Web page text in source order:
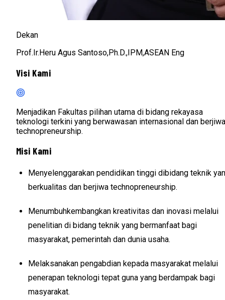
Dekan
Prof.Ir.Heru Agus Santoso,Ph.D.,IPM,ASEAN Eng
Visi Kami
Menjadikan Fakultas pilihan utama di bidang rekayasa
teknologi terkini yang berwawasan internasional dan berjiwa
technopreneurship.
Misi Kami
Menyelenggarakan pendidikan tinggi dibidang teknik
berkualitas dan berjiwa technopreneurship.
Menumbuhkembangkan kreativitas dan inovasi melalui
penelitian di bidang teknik yang bermanfaat bagi
masyarakat, pemerintah dan dunia usaha.
Melaksanakan pengabdian kepada masyarakat melalui
penerapan teknologi tepat guna yang berdampak bagi
masyarakat.